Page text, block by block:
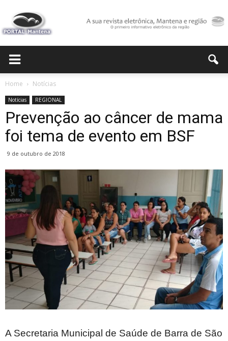
Home Notícias
Notícias REGIONAL
Prevenção ao câncer de mama
foi tema de evento em BSF
9 de outubro de 2018
A Secretaria Municipal de Saúde de Barra de São